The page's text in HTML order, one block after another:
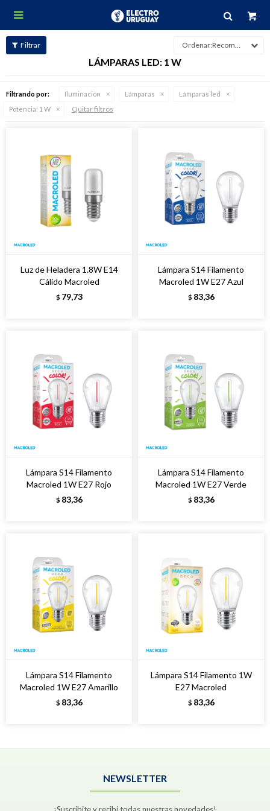

Recomendados
LÁMPARAS LED: 1 W
Filtrando por: Iluminación Lámparas
Lámparas led
Potencia: 1 W Quitar filtros
Luz de Heladera 1.8W E14
Cálido Macroled
$ 79,73
Lámpara S14 Filamento
Macroled 1W E27 Azul
$ 83,36
Lámpara S14 Filamento
Macroled 1W E27 Rojo
$ 83,36
Lámpara S14 Filamento
Macroled 1W E27 Verde
$ 83,36
Lámpara S14 Filamento
Macroled 1W E27 Amarillo
$ 83,36
Lámpara S14 Filamento 1W
E27 Macroled
$ 83,36
NEWSLETTER